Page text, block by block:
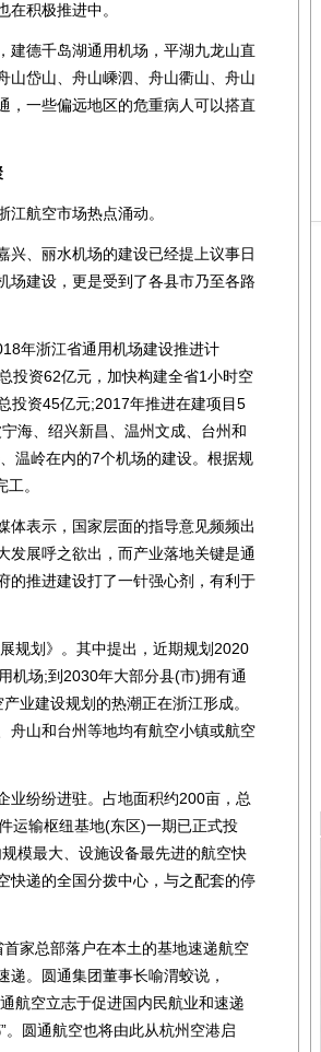
积极推进中。
德千岛湖通用机场，平湖九龙山直
山岱山、舟山嵊泗、舟山衢山、舟山
，一些偏远地区的危重病人可以搭直
航空市场热点涌动。
、丽水机场的建设已经提上议事日
场建设，更是受到了各县市乃至各路
年浙江省通用机场建设推进计
投资62亿元，加快构建全省1小时空
投资45亿元;2017年推进在建项目5
海、绍兴新昌、温州文成、台州和
温岭在内的7个机场的建设。根据规
。
表示，国家层面的指导意见频频出
发展呼之欲出，而产业落地关键是通
的推进建设打了一针强心剂，有利于
划》。其中提出，近期规划2020
机场;到2030年大部分县(市)拥有通
业建设规划的热潮正在浙江形成。
舟山和台州等地均有航空小镇或航空
纷纷进驻。占地面积约200亩，总
输枢纽基地(东区)一期已正式投
模最大、设施设备最先进的航空快
快递的全国分拨中心，与之配套的停
家总部落户在本土的基地速递航空
。圆通集团董事长喻渭蛟说，
航空立志于促进国内民航业和速递
。圆通航空也将由此从杭州空港启